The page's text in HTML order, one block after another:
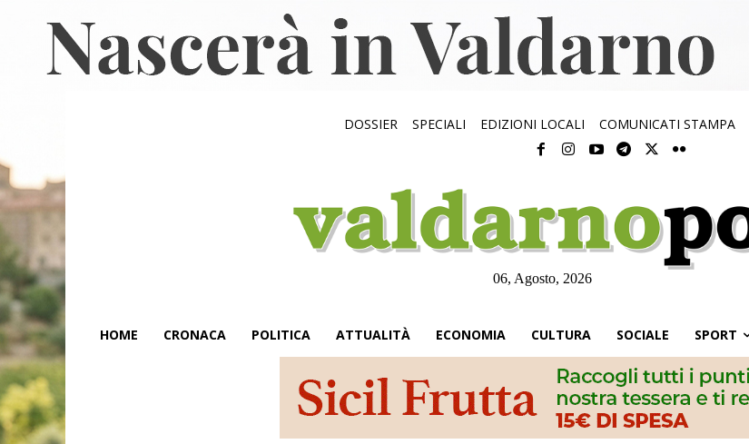
DOSSIER SPECIALI EDIZIONI LOCALI COMUNICATI STAMPA
06, Agosto, 2026
HOME CRONACA POLITICA ATTUALITÀ ECONOMIA CULTURA SOCIALE SPORT